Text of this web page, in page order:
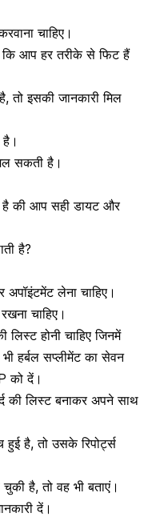
चाहिए।
कि आप हर तरीके से फिटहैं
तो इसकी जानकारी मिल
है।
सकती है।
है की आप सही डायट और
है?
अपॉइंटमेंट लेना चाहिए।
चाहिए।
लिस्ट होनी चाहिए जिनमें
हर्बल सप्लीमेंट का सेवन
को दें।
की लिस्ट बनाकर अपने साथ
हुई है, तो उसके रिपोर्ट्स
है, तो वह भी बताएं।
दें।